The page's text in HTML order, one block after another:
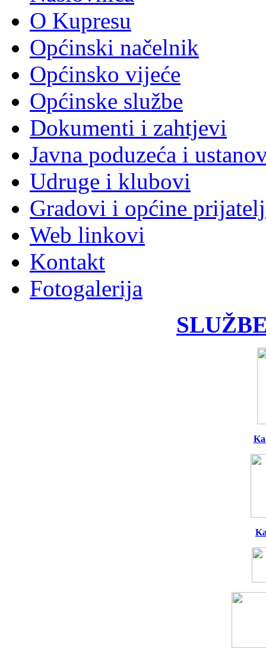
O Kupresu
Općinski načelnik
Općinsko vijeće
Općinske službe
Dokumenti i zahtjevi
Javna poduzeća i
Udruge i klubovi
Gradovi i općine
Web linkovi
Kontakt
Fotogalerija